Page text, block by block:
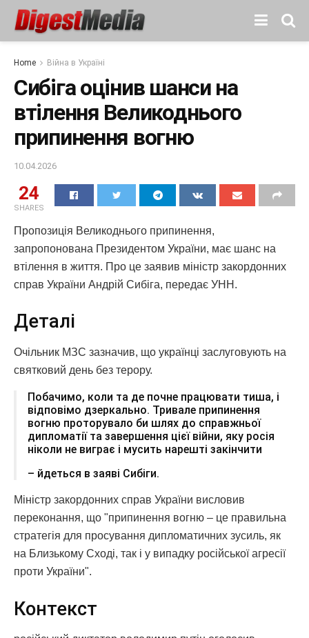
Home Війна в Україні
Сибіга оцінив шанси на
втілення Великоднього
припинення вогню
10.04.2026
24
SHARES
Пропозиція Великоднього припинення,
запропонована Президентом України, має шанс на
втілення в життя. Про це заявив міністр закордонних
справ України Андрій Сибіга, передає УНН.
Деталі
Очільник МЗС зазначив, що українці заслуговують на
святковий день без терору.
Побачимо, коли та де почне працювати тиша, і
відповімо дзеркально. Тривале припинення
вогню проторувало би шлях до справжньої
дипломатії та завершення цієї війни, яку росія
ніколи не виграє і мусить нарешті закінчити
– йдеться в заяві Сибіги.
Міністр закордонних справ України висловив
переконання, що "припинення вогню – це правильна
стратегія для просування дипломатичних зусиль, як
на Близькому Сході, так і у випадку російської агресії
проти України".
Контекст